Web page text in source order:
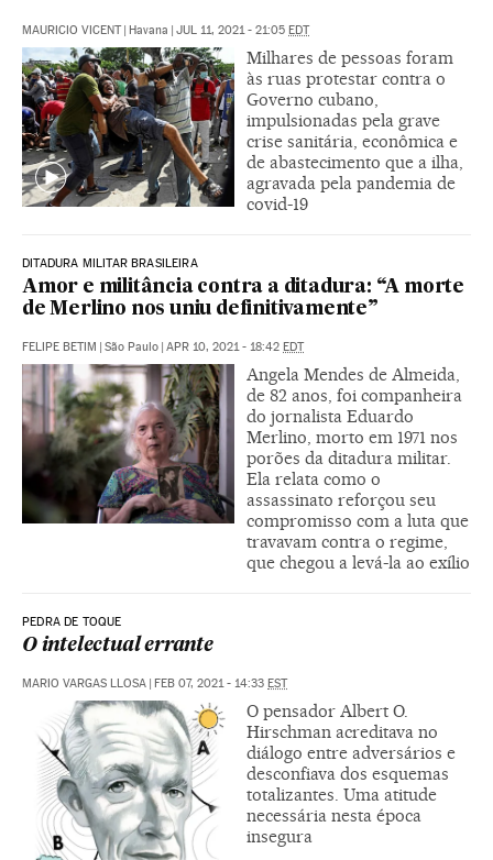
MAURICIO VICENT | Havana | JUL 11, 2021 - 21:05 EDT
Milhares de pessoas foram
às ruas protestar contra o
Governo cubano,
impulsionadas pela grave
crise sanitária, econômica e
de abastecimento que a ilha,
agravada pela pandemia de
covid-19
DITADURA MILITAR BRASILEIRA
Amor e militância contra a ditadura: “A morte
de Merlino nos uniu definitivamente”
FELIPE BETIM | São Paulo | APR 10, 2021 - 18:42 EDT
Angela Mendes de Almeida,
de 82 anos, foi companheira
do jornalista Eduardo
Merlino, morto em 1971 nos
porões da ditadura militar.
Ela relata como o
assassinato reforçou seu
compromisso com a luta que
travavam contra o regime,
que chegou a levá-la ao exílio
PEDRA DE TOQUE
O intelectual errante
MARIO VARGAS LLOSA | FEB 07, 2021 - 14:33 EST
O pensador Albert O.
Hirschman acreditava no
diálogo entre adversários e
desconfiava dos esquemas
totalizantes. Uma atitude
necessária nesta época
insegura